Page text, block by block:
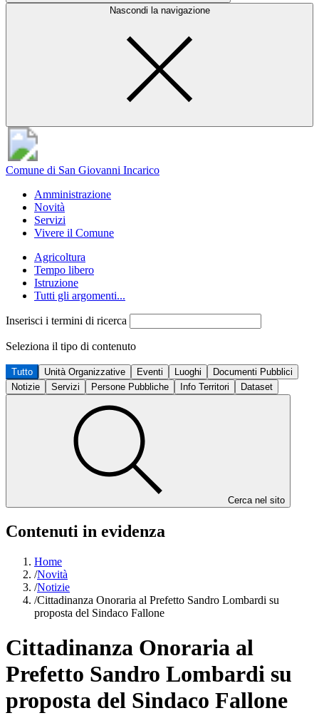
Nascondi la navigazione
Comune di San Giovanni Incarico
Amministrazione
Novità
Servizi
Vivere il Comune
Agricoltura
Tempo libero
Istruzione
Tutti gli argomenti...
Inserisci i termini di ricerca
Seleziona il tipo di contenuto
Tutto Unità Organizzative Eventi Luoghi
Documenti Pubblici
Notizie
Servizi Persone Pubbliche Info Territori Dataset
Cerca nel sito
Contenuti in evidenza
Home
/Novità
/Notizie
/Cittadinanza Onoraria al Prefetto Sandro Lombardi su
proposta del Sindaco Fallone
Cittadinanza Onoraria al
Prefetto Sandro Lombardi su
proposta del Sindaco Fallone